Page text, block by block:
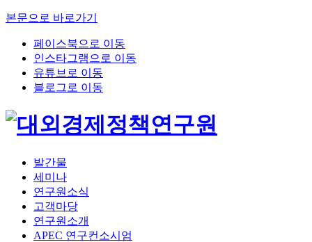
본문으로 바로가기
페이스북으로 이동
인스타그램으로 이동
유튜브로 이동
블로그로 이동
발간물
세미나
연구원소식
고객마당
연구원소개
APEC 연구컨소시엄